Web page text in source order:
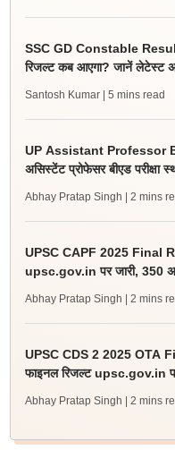
SSC GD Constable
रिजल्ट कब आएगा? जानें लेटेस्ट
Santosh Kumar | 5 mins read
UP Assistant Professor
असिस्टेंट प्रोफेसर बीएड परीक्षा
Abhay Pratap Singh | 2 mins
UPSC CAPF 2025 Final
upsc.gov.in पर जारी, 350
Abhay Pratap Singh | 2 mins
UPSC CDS 2 2025 OTA
फाइनल रिजल्ट upsc.gov.in
Abhay Pratap Singh | 2 mins